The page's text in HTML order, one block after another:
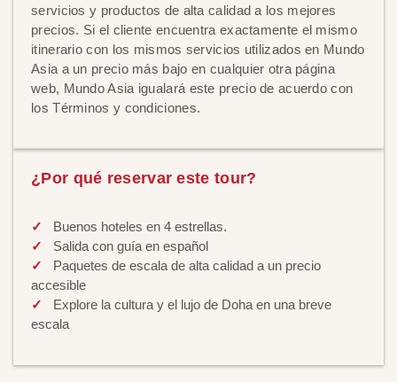
servicios y productos de alta calidad a los mejores
precios. Si el cliente encuentra exactamente el mismo
itinerario con los mismos servicios utilizados en Mundo
Asia a un precio más bajo en cualquier otra página
web, Mundo Asia igualará este precio de acuerdo con
los Términos y condiciones.
¿Por qué reservar este tour?
Buenos hoteles en 4 estrellas.
Salida con guía en español
Paquetes de escala de alta calidad a un precio
accesible
Explore la cultura y el lujo de Doha en una breve
escala